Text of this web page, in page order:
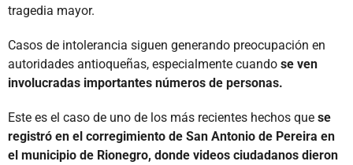
tragedia mayor.
Casos de intolerancia siguen generando preocupación en
autoridades antioqueñas, especialmente cuando se ven
involucradas importantes números de personas.
Este es el caso de uno de los más recientes hechos que se
registró en el corregimiento de San Antonio de Pereira en
el municipio de Rionegro, donde videos ciudadanos dieron